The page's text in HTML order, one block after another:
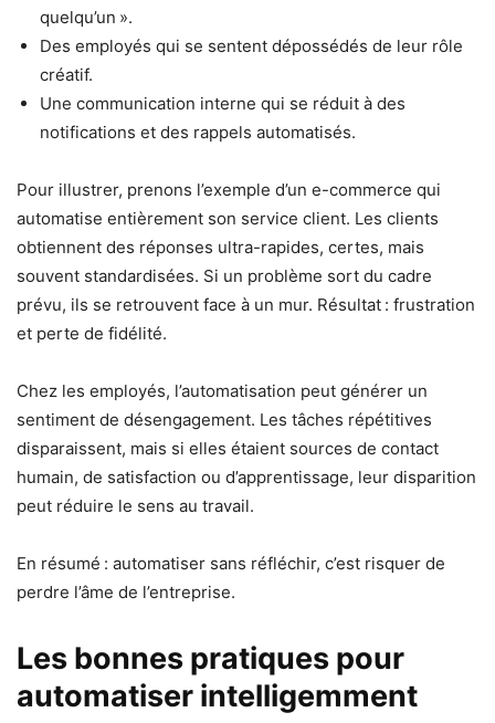
quelqu’un ».
Des employés qui se sentent dépossédés de leur rôle
créatif.
Une communication interne qui se réduit à des
notifications et des rappels automatisés.
Pour illustrer, prenons l’exemple d’un e-commerce qui
automatise entièrement son service client. Les clients
obtiennent des réponses ultra-rapides, certes, mais
souvent standardisées. Si un problème sort du cadre
prévu, ils se retrouvent face à un mur. Résultat : frustration
et perte de fidélité.
Chez les employés, l’automatisation peut générer un
sentiment de désengagement. Les tâches répétitives
disparaissent, mais si elles étaient sources de contact
humain, de satisfaction ou d’apprentissage, leur disparition
peut réduire le sens au travail.
En résumé : automatiser sans réfléchir, c’est risquer de
perdre l’âme de l’entreprise.
Les bonnes pratiques pour
automatiser intelligemment